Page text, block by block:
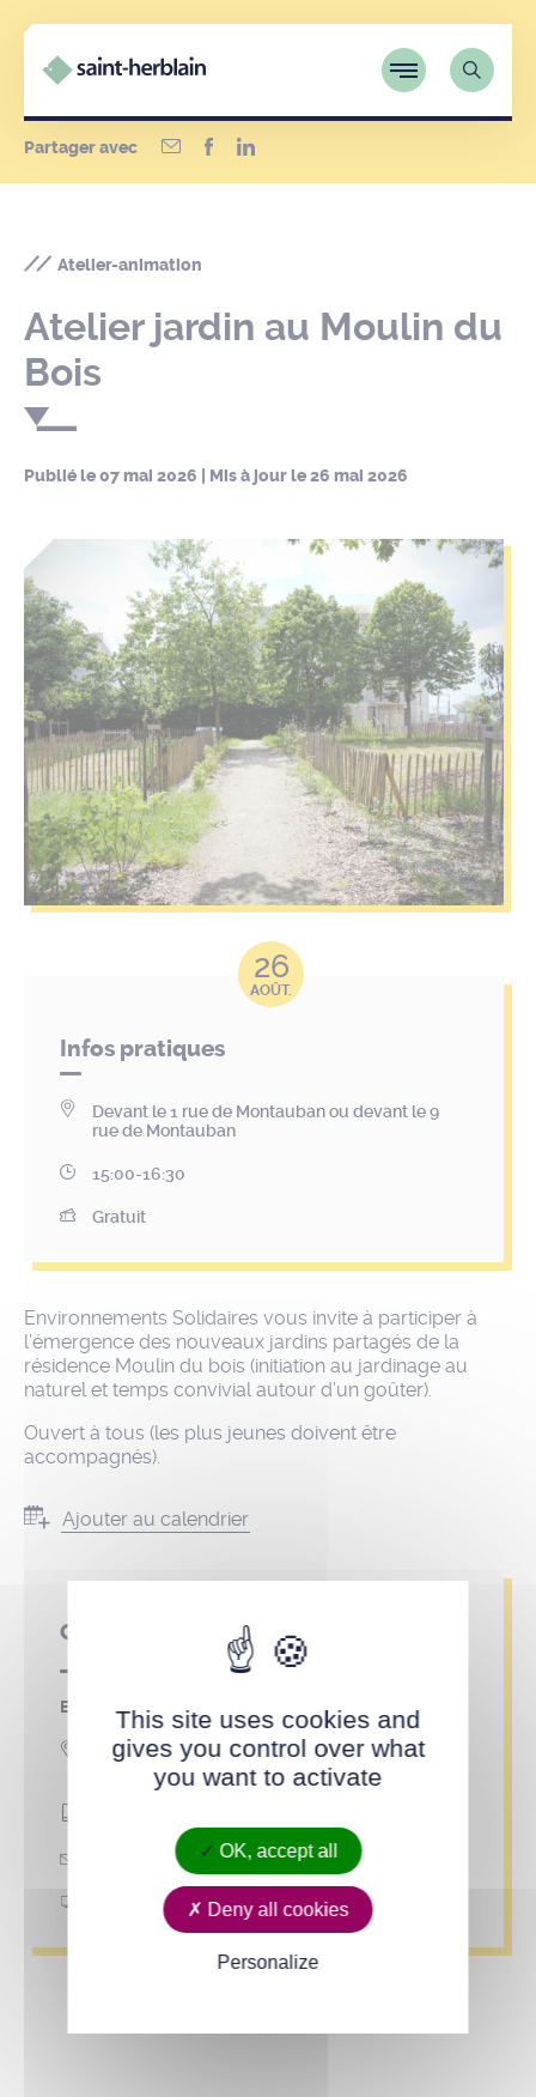
Partager avec
Atelier-animation
Atelier jardin au Moulin du
Bois
Publié le07 mai 2026 | Mis à jour le26 mai 2026
26
AOÛT.
Infos pratiques
Devant le 1 rue de Montauban ou devant le 9
rue de Montauban
15:00-16:30
Gratuit
Qui contacter ?
Environnements solidaires
1 rue de Cahors
44800 Saint-Herblain
contact@environnements-solidaires.org
https://www.environnements-solidaires.org/
Environnements Solidaires vous invite à participer à
l’émergence des nouveaux jardins partagés de la
résidence Moulin du bois (initiation au jardinage au
naturel et temps convivial autour d’un goûter).
Ouvert à tous (les plus jeunes doivent être
accompagnés).
Ajouter au calendrier
This site uses cookies and
gives you control over what
you want to activate
OK, accept all
Deny all cookies
Personalize